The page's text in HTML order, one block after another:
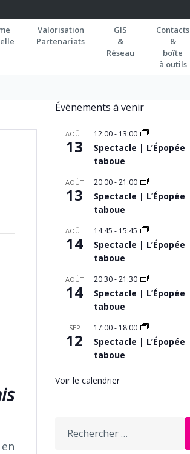
Valorisation
Partenariats
GIS
&
Réseau
Contacts
&
boîte
à outils
Évènements à venir
AOÛT
13
12:00- 13:00
Spectacle | L’Épopée
taboue
AOÛT
13
20:00-21:00
Spectacle | L’Épopée
taboue
AOÛT
14
14:45 - 15:45
Spectacle | L’Épopée
taboue
AOÛT
14
20:30-21:30
Spectacle | L’Épopée
taboue
SEP
12
17:00- 18:00
Spectacle | L’Épopée
taboue
Voir le calendrier
for: